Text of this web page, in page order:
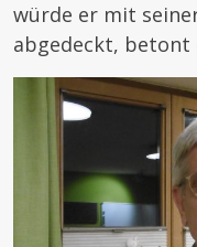
würde er mit
abgedeckt, betont